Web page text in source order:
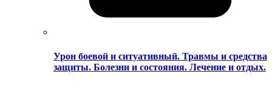
Урон боевой и ситуативный. Травмы и средства
защиты. Болезни и состояния. Лечение и отдых.